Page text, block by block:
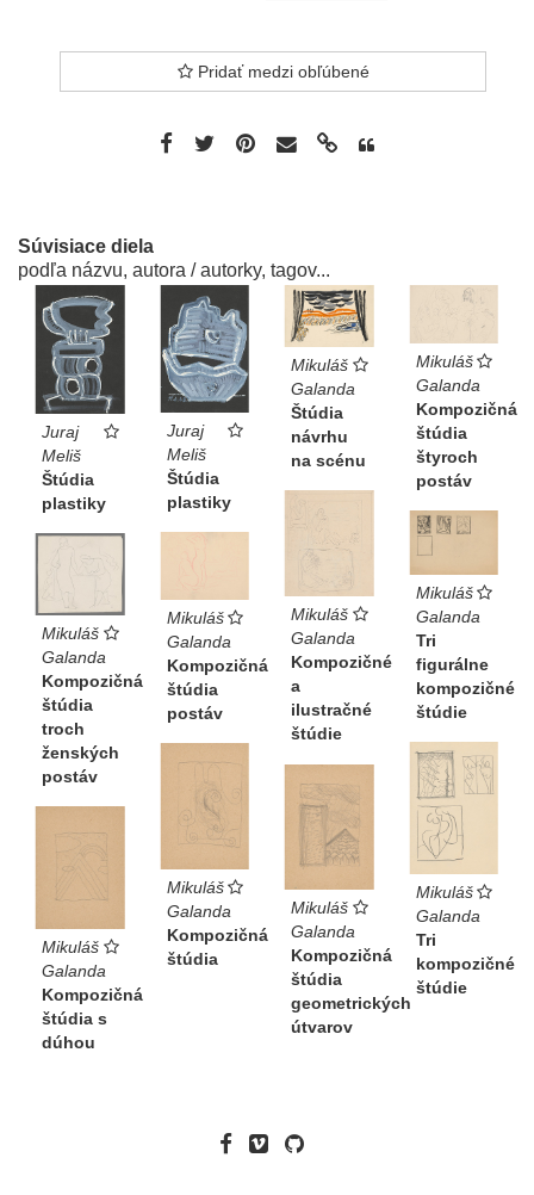
Pridať medzi obľúbené
Súvisiace diela
podľa názvu, autora / autorky, tagov...
Juraj
Meliš
Štúdia
plastiky
Juraj
Meliš
Štúdia
plastiky
Mikuláš
Galanda
Štúdia
návrhu
na scénu
Mikuláš
Galanda
Kompozičná
štúdia
štyroch
postáv
Mikuláš
Galanda
Kompozičné
a
ilustračné
štúdie
Mikuláš
Galanda
Tri
figurálne
kompozičné
štúdie
Mikuláš
Galanda
Kompozičná
štúdia
postáv
Mikuláš
Galanda
Kompozičná
štúdia
troch
ženských
postáv
Mikuláš
Galanda
Tri
kompozičné
štúdie
Mikuláš
Galanda
Kompozičná
štúdia
Mikuláš
Galanda
Kompozičná
štúdia
geometrických
útvarov
Mikuláš
Galanda
Kompozičná
štúdia s
dúhou